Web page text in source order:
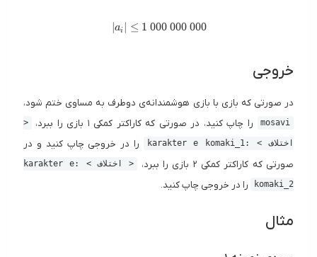
|a_i| \leq 1 \ 000 \ 000 \ 000
∣ai ≤ 1 000 000 000
خروجی
در صورتی که بازی با بازی هوشمندانه‌ی دوطرف به مساوی ختم شود،
mosavi را چاپ کنید، در صورتی که کاراکتر کمکی ۱ بازی را ببرد، <
اختلاف > :karakter e komaki_1
را در خروجی چاپ کنید و در
صورتی که کاراکتر کمکی ۲ بازی را ببرد،
< اختلاف > :karakter e
komaki_2 را در خروجی چاپ کنید.
مثال